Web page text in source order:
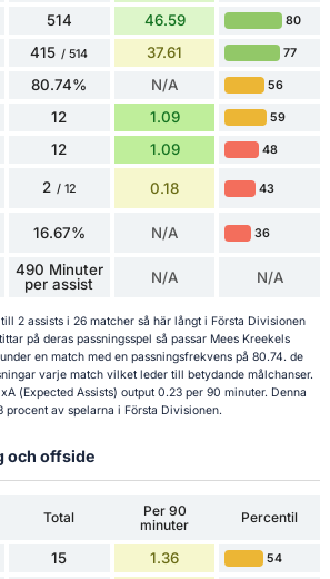
514 46.59 80
415 / 514 37.61 77
80.74% N/A 56
12 1.09 59
12 1.09 48
2 / 12 0.18 43
16.67% N/A 36
490 Minuter
per assist
N/A N/A
2 assists i 26 matcher så här långt i Första Divisionen
på deras passningsspel så passar Mees Kreekels
en match med en passningsfrekvens på 80.74. de
varje match vilket leder till betydande målchanser.
(Expected Assists) output 0.23 per 90 minuter. Denna
av spelarna i Första Divisionen.
och offside
Total
Per 90
minuter
Percentil
15 1.36 54